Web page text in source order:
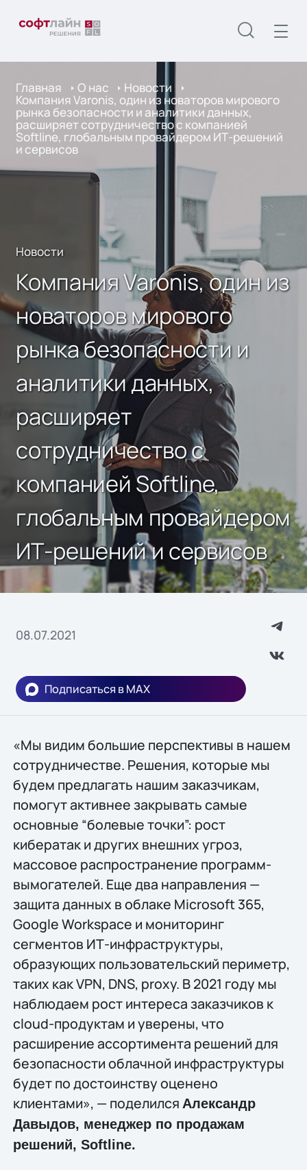
Главная О нас Новости
Компания Varonis, один из новаторов мирового
рынка безопасности и аналитики данных,
расширяет сотрудничество с компанией
Softline, глобальным провайдером ИТ-решений
и сервисов
Новости
Компания Varonis, один из
новаторов мирового
рынка безопасности и
аналитики данных,
расширяет
сотрудничество с
компанией Softline,
глобальным провайдером
ИТ-решений и сервисов
08.07.2021
Подписаться в MAX
«Мы видим большие перспективы в нашем
сотрудничестве. Решения, которые мы
будем предлагать нашим заказчикам,
помогут активнее закрывать самые
основные “болевые точки”: рост
кибератак и других внешних угроз,
массовое распространение программ-
вымогателей. Еще два направления —
защита данных в облаке Microsoft 365,
Google Workspace и мониторинг
сегментов ИТ-инфраструктуры,
образующих пользовательский периметр,
таких как VPN, DNS, proxy. В 2021 году мы
наблюдаем рост интереса заказчиков к
cloud-продуктам и уверены, что
расширение ассортимента решений для
безопасности облачной инфраструктуры
будет по достоинству оценено
клиентами», — поделился Александр
Давыдов, менеджер по продажам
решений, Softline.